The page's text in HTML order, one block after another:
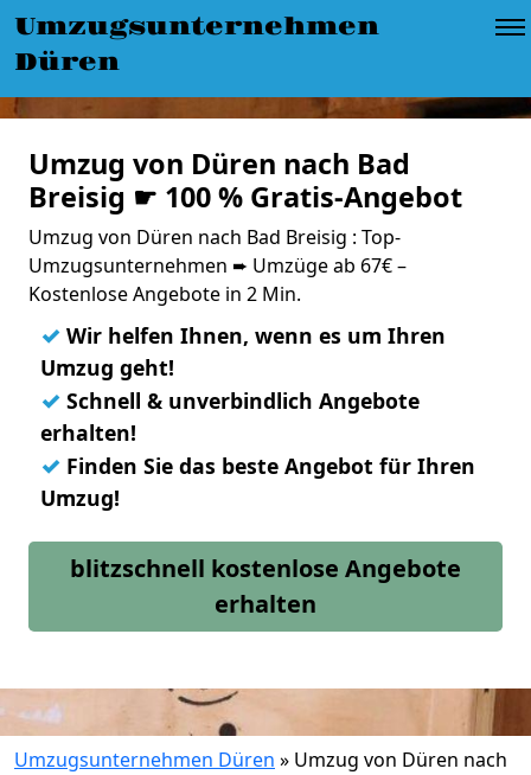
Umzugsunternehmen
Düren
Umzug von Düren nach Bad
Breisig ☛ 100 % Gratis-Angebot
Umzug von Düren nach Bad Breisig : Top-
Umzugsunternehmen ➨ Umzüge ab 67€ –
Kostenlose Angebote in 2 Min.
✓ Wir helfen Ihnen, wenn es um Ihren
Umzug geht!
✓ Schnell & unverbindlich Angebote
erhalten!
✓ Finden Sie das beste Angebot für Ihren
Umzug!
blitzschnell kostenlose Angebote
erhalten
Umzugsunternehmen Düren » Umzug von Düren nach